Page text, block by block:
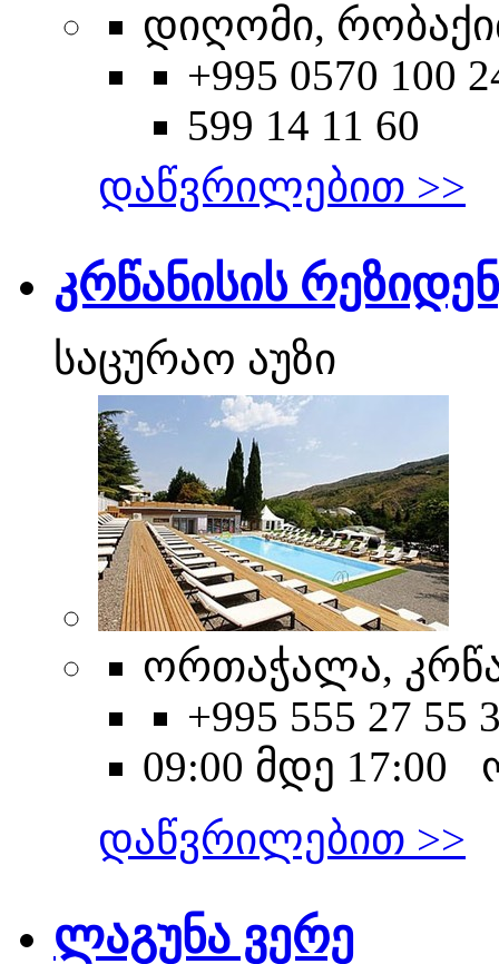
დიღომი,
+995 0570 100
599 14 11 60
დაწვრილებით >>
კრწანისის
საცურაო აუზი
ორთაჭალა,
+995 555 27 55
09:00 მდე 17:00
დაწვრილებით >>
ლაგუნა ვერე